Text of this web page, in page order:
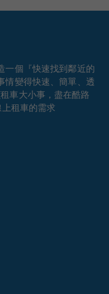
一個『快速找到鄰近的
情變得快速、簡單、透
車大小事，盡在酷路
租車的需求